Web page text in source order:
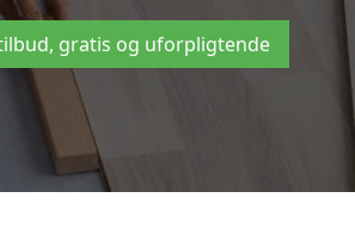
gratis og uforpligtende